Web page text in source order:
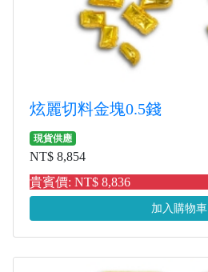
炫麗切料金塊0.5錢
現貨供應
NT$ 8,854
貴賓價: NT$ 8,836
加入購物車